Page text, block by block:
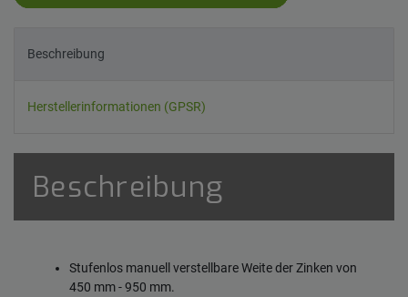
Beschreibung
Herstellerinformationen (GPSR)
Beschreibung
Stufenlos manuell verstellbare Weite der Zinken von
450 mm - 950 mm.